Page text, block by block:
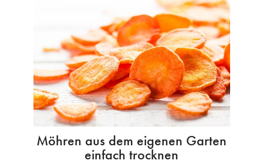
Möhren aus dem eigenen Garten
einfach trocknen